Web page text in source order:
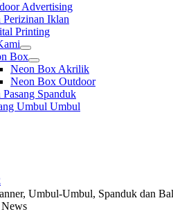
Advertising
Perizinan Iklan
Printing
Box
Neon Box Akrilik
Neon Box Outdoor
Pasang Spanduk
Umbul Umbul
Umbul-Umbul, Spanduk dan